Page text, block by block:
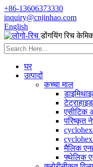
+86-13606373330
inquiry@cnjinhao.com
English
डोंगयिंग रिच
घर
उत्पादों
कच्चा माल
एसीटिक
परिष्कृत
मैलिक
फ्थेलिक